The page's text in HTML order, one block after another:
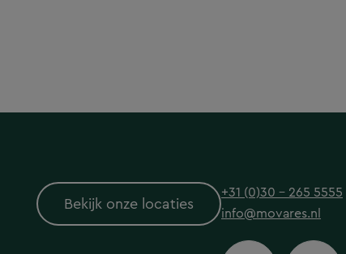
Bekijk onze locaties
+31 (0)30 - 265 5555
info@movares.nl